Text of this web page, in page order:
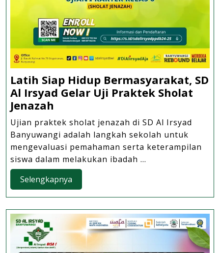
Latih Siap Hidup Bermasyarakat, SD
Al Irsyad Gelar Uji Praktek Sholat
Jenazah
Siap
Hidup
Bermasyarakat,
SD
Al
Irsyad
Gelar
Uji
Praktek
Sholat
Jenazah
Ujian praktek sholat jenazah di SD Al Irsyad
Banyuwangi adalah langkah sekolah untuk
mengevaluasi pemahaman serta keterampilan
siswa dalam melakukan ibadah ...
Selengkapnya